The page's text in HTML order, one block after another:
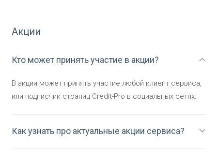
Акции
Кто может принять участие в акции?
В акции может принять участие любой клиент сервиса,
или подписчик страниц Credit-Pro в социальных сетях.
Как узнать про актуальные акции сервиса?